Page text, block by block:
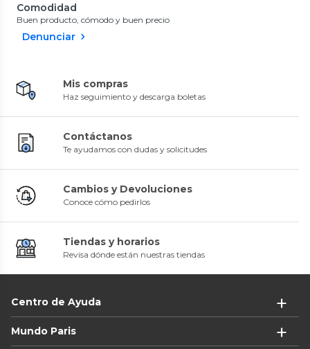
Comodidad
Buen producto, cómodo y buen precio
Denunciar
Mis compras
Haz seguimiento y descarga boletas
Contáctanos
Te ayudamos con dudas y solicitudes
Cambios y Devoluciones
Conoce cómo pedirlos
Tiendas y horarios
Revisa dónde están nuestras tiendas
Centro de Ayuda
Mundo Paris